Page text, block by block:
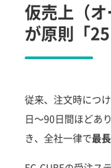
仮売上（
が原則「
従来、注文時につ
日〜90日間ほどあ
き、全社一律で最